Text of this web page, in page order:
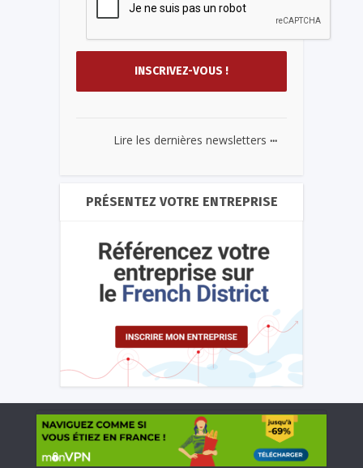
Lire les dernières newsletters ...
PRÉSENTEZ VOTRE ENTREPRISE